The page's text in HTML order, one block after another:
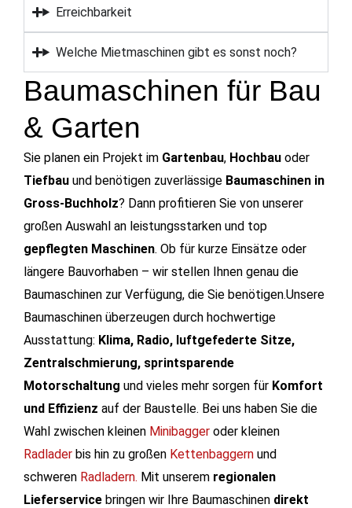
Erreichbarkeit
Welche Mietmaschinen gibt es sonst noch?
Baumaschinen für Bau
& Garten
Sie planen ein Projekt im Gartenbau, Hochbau oder
Tiefbau und benötigen zuverlässige Baumaschinen in
Gross-Buchholz? Dann profitieren Sie von unserer
großen Auswahl an leistungsstarken und top
gepflegten Maschinen. Ob für kurze Einsätze oder
längere Bauvorhaben – wir stellen Ihnen genau die
Baumaschinen zur Verfügung, die Sie benötigen.Unsere
Baumaschinen überzeugen durch hochwertige
Ausstattung: Klima, Radio, luftgefederte Sitze,
Zentralschmierung, sprintsparende
Motorschaltung und vieles mehr sorgen für Komfort
und Effizienz auf der Baustelle. Bei uns haben Sie die
Wahl zwischen kleinen Minibagger oder kleinen
Radlader bis hin zu großen Kettenbaggern und
schweren Radladern. Mit unserem regionalen
Lieferservice bringen wir Ihre Baumaschinen direkt